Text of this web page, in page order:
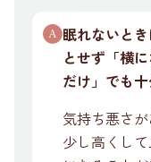
眠れないと
とせず「横
だけ」でも
気持ち悪さ
少し高くし